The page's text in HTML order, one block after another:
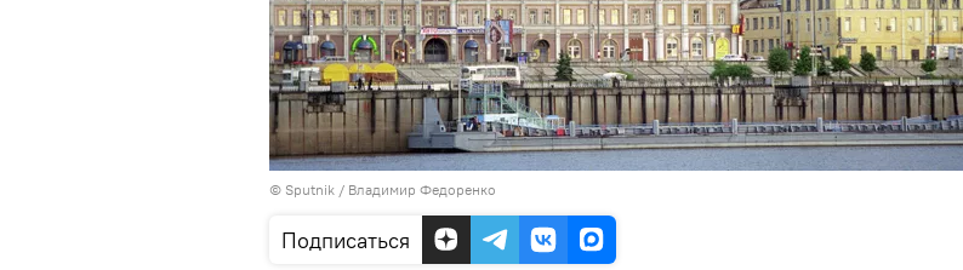
© Sputnik / Владимир Федоренко
Подписаться